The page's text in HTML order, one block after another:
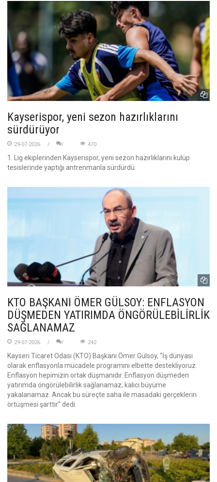
Kayserispor, yeni sezon hazırlıklarını
sürdürüyor
29-07-2026 470
1. Lig ekiplerinden Kayserispor, yeni sezon hazırlıklarını kulüp
tesislerinde yaptığı antrenmanla sürdürdü.
KTO BAŞKANI ÖMER GÜLSOY: ENFLASYON
DÜŞMEDEN YATIRIMDA ÖNGÖRÜLEBİLİRLİK
SAĞLANAMAZ
29-07-2026 242
Kayseri Ticaret Odası (KTO) Başkanı Ömer Gülsoy, “İş dünyası
olarak enflasyonla mücadele programını elbette destekliyoruz.
Enflasyon hepimizin ortak düşmanıdır. Enflasyon düşmeden
yatırımda öngörülebilirlik sağlanamaz, kalıcı büyüme
yakalanamaz. Ancak bu süreçte saha ile masadaki gerçeklerin
örtüşmesi şarttır” dedi.